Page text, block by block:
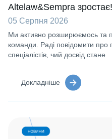
Altelaw&Sempra зростає!
05 Серпня 2026
Ми активно розширюємось та
команди. Раді повідомити про
спеціалістів, чий досвід стане
Докладніше